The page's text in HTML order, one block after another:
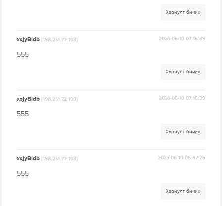
Хариулт бичих
xsjyBldb[198.251.72.103] 2026-06-10 07:16:39
555
Хариулт бичих
xsjyBldb[198.251.72.103] 2026-06-10 07:16:39
555
Хариулт бичих
xsjyBldb[198.251.72.103] 2026-06-10 05:47:26
555
Хариулт бичих